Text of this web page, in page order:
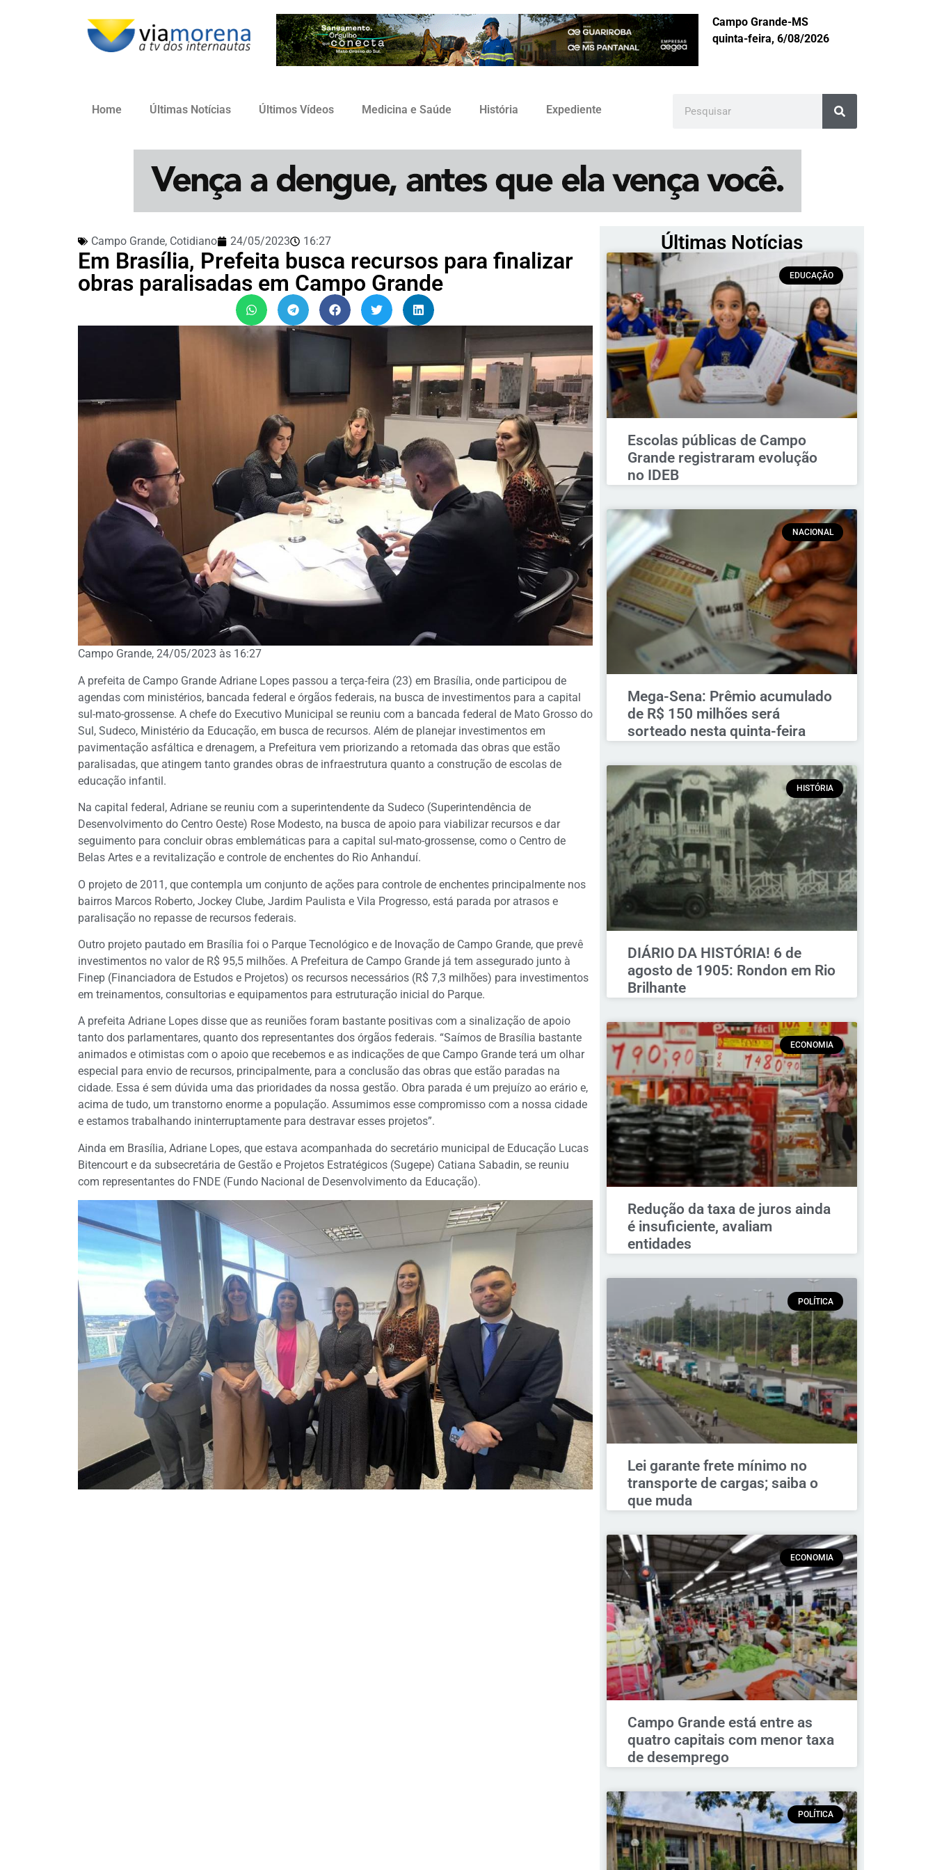
Campo Grande-MS
quinta-feira, 6/08/2026
Home Últimas Notícias Últimos Vídeos Medicina e Saúde História Expediente
Campo Grande, Cotidiano 24/05/2023 16:27
Em Brasília, Prefeita busca recursos para finalizar
obras paralisadas em Campo Grande
Campo Grande, 24/05/2023 às 16:27
A prefeita de Campo Grande Adriane Lopes passou a terça-feira (23) em Brasília, onde participou de
agendas com ministérios, bancada federal e órgãos federais, na busca de investimentos para a capital
sul-mato-grossense. A chefe do Executivo Municipal se reuniu com a bancada federal de Mato Grosso do
Sul, Sudeco, Ministério da Educação, em busca de recursos. Além de planejar investimentos em
pavimentação asfáltica e drenagem, a Prefeitura vem priorizando a retomada das obras que estão
paralisadas, que atingem tanto grandes obras de infraestrutura quanto a construção de escolas de
educação infantil.
Na capital federal, Adriane se reuniu com a superintendente da Sudeco (Superintendência de
Desenvolvimento do Centro Oeste) Rose Modesto, na busca de apoio para viabilizar recursos e dar
seguimento para concluir obras emblemáticas para a capital sul-mato-grossense, como o Centro de
Belas Artes e a revitalização e controle de enchentes do Rio Anhanduí.
O projeto de 2011, que contempla um conjunto de ações para controle de enchentes principalmente nos
bairros Marcos Roberto, Jockey Clube, Jardim Paulista e Vila Progresso, está parada por atrasos e
paralisação no repasse de recursos federais.
Outro projeto pautado em Brasília foi o Parque Tecnológico e de Inovação de Campo Grande, que prevê
investimentos no valor de R$ 95,5 milhões. A Prefeitura de Campo Grande já tem assegurado junto à
Finep (Financiadora de Estudos e Projetos) os recursos necessários (R$ 7,3 milhões) para investimentos
em treinamentos, consultorias e equipamentos para estruturação inicial do Parque.
A prefeita Adriane Lopes disse que as reuniões foram bastante positivas com a sinalização de apoio
tanto dos parlamentares, quanto dos representantes dos órgãos federais. “Saímos de Brasília bastante
animados e otimistas com o apoio que recebemos e as indicações de que Campo Grande terá um olhar
especial para envio de recursos, principalmente, para a conclusão das obras que estão paradas na
cidade. Essa é sem dúvida uma das prioridades da nossa gestão. Obra parada é um prejuízo ao erário e,
acima de tudo, um transtorno enorme a população. Assumimos esse compromisso com a nossa cidade
e estamos trabalhando ininterruptamente para destravar esses projetos”.
Ainda em Brasília, Adriane Lopes, que estava acompanhada do secretário municipal de Educação Lucas
Bitencourt e da subsecretária de Gestão e Projetos Estratégicos (Sugepe) Catiana Sabadin, se reuniu
com representantes do FNDE (Fundo Nacional de Desenvolvimento da Educação).
Últimas Notícias
EDUCAÇÃO
Escolas públicas de Campo
Grande registraram evolução
no IDEB
NACIONAL
Mega-Sena: Prêmio acumulado
de R$ 150 milhões será
sorteado nesta quinta-feira
HISTÓRIA
DIÁRIO DA HISTÓRIA! 6 de
agosto de 1905: Rondon em Rio
Brilhante
ECONOMIA
Redução da taxa de juros ainda
é insuficiente, avaliam
entidades
POLÍTICA
Lei garante frete mínimo no
transporte de cargas; saiba o
que muda
ECONOMIA
Campo Grande está entre as
quatro capitais com menor taxa
de desemprego
POLÍTICA